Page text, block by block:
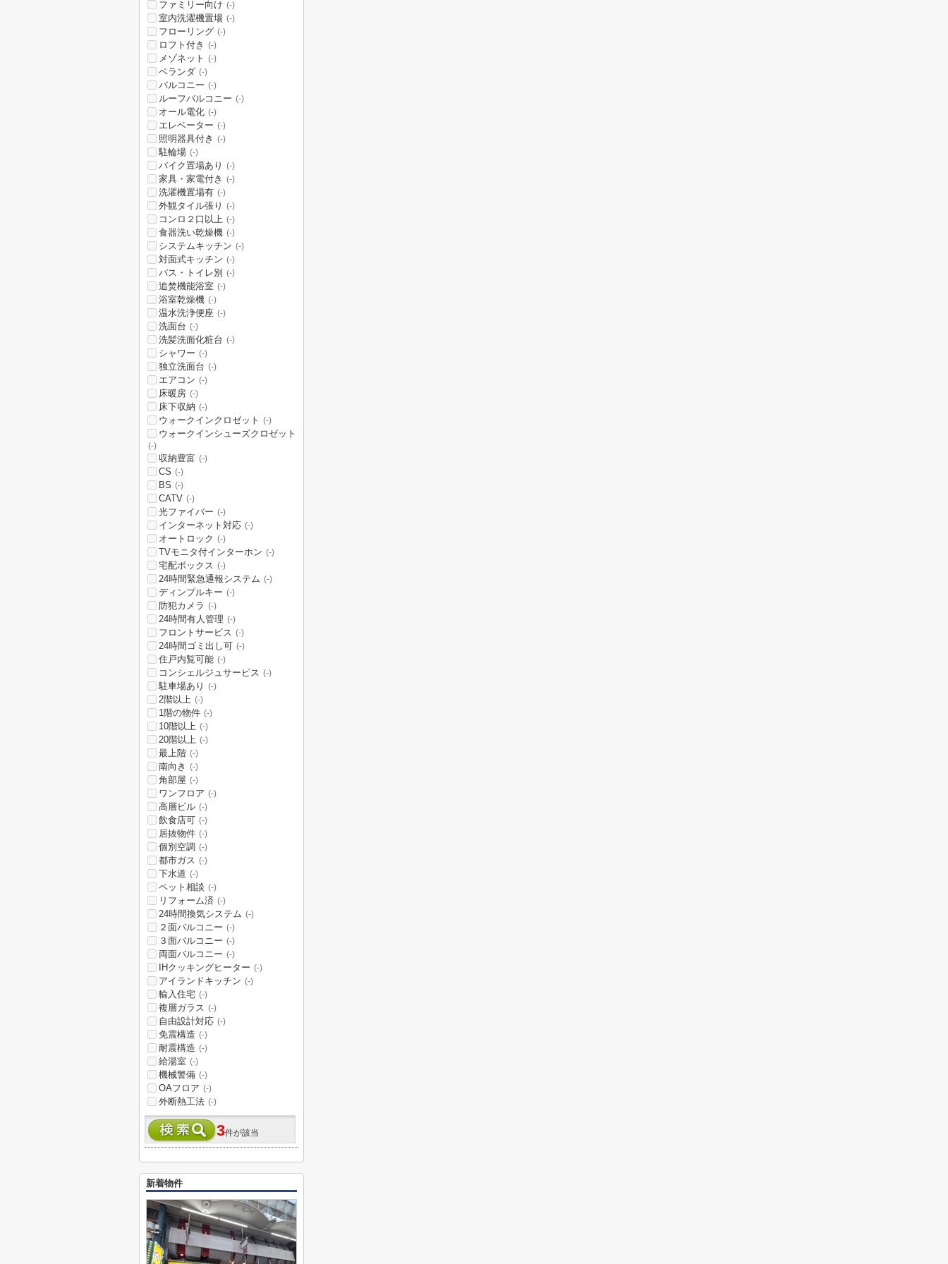
ファミリー向け (-)
室内洗濯機置場 (-)
フローリング (-)
ロフト付き (-)
メゾネット (-)
ベランダ (-)
バルコニー (-)
ルーフバルコニー (-)
オール電化 (-)
エレベーター (-)
照明器具付き (-)
駐輪場 (-)
バイク置場あり (-)
家具・家電付き (-)
洗濯機置場有 (-)
外観タイル張り (-)
コンロ２口以上 (-)
食器洗い乾燥機 (-)
システムキッチン (-)
対面式キッチン (-)
バス・トイレ別 (-)
追焚機能浴室 (-)
浴室乾燥機 (-)
温水洗浄便座 (-)
洗面台 (-)
洗髪洗面化粧台 (-)
シャワー (-)
独立洗面台 (-)
エアコン (-)
床暖房 (-)
床下収納 (-)
ウォークインクロゼット (-)
ウォークインシューズクロゼット
(-)
収納豊富 (-)
CS (-)
BS (-)
CATV (-)
光ファイバー (-)
インターネット対応 (-)
オートロック (-)
TVモニタ付インターホン (-)
宅配ボックス (-)
24時間緊急通報システム (-)
ディンプルキー (-)
防犯カメラ (-)
24時間有人管理 (-)
フロントサービス (-)
24時間ゴミ出し可 (-)
住戸内覧可能 (-)
コンシェルジュサービス (-)
駐車場あり (-)
2階以上 (-)
1階の物件 (-)
10階以上 (-)
20階以上 (-)
最上階 (-)
南向き (-)
角部屋 (-)
ワンフロア (-)
高層ビル (-)
飲食店可 (-)
居抜物件 (-)
個別空調 (-)
都市ガス (-)
下水道 (-)
ペット相談 (-)
リフォーム済 (-)
24時間換気システム (-)
２面バルコニー (-)
３面バルコニー (-)
両面バルコニー (-)
IHクッキングヒーター (-)
アイランドキッチン (-)
輸入住宅 (-)
複層ガラス (-)
自由設計対応 (-)
免震構造 (-)
耐震構造 (-)
給湯室 (-)
機械警備 (-)
OAフロア (-)
外断熱工法 (-)
3件が該当
新着物件